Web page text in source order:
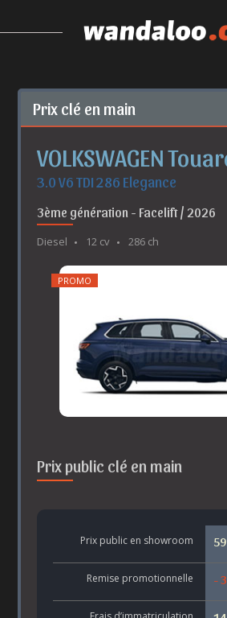
Prix clé en main
VOLKSWAGEN
3.0 V6 TDI 286 Elegance
3ème génération - Facelift / 2026
Diesel 12 cv 286 ch
PROMO
Prix public clé en main
Prix public en showroom
Remise promotionnelle -